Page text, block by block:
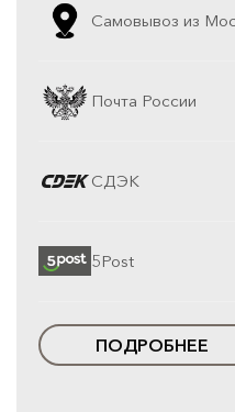
Самовывоз из
Почта России
СДЭК
5Post
ПОДРОБНЕЕ